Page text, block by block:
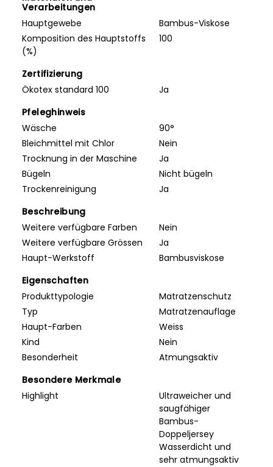
Verarbeitungen
Hauptgewebe
Bambus-Viskose
Komposition des Hauptstoffs
(%)
100
Zertifizierung
Ökotex standard 100
Ja
Pfeleghinweis
Wäsche
90°
Bleichmittel mit Chlor
Nein
Trocknung in der Maschine
Ja
Bügeln
Nicht bügeln
Trockenreinigung
Ja
Beschreibung
Weitere verfügbare Farben
Nein
Weitere verfügbare Grössen
Ja
Haupt-Werkstoff
Bambusviskose
Eigenschaften
Produkttypologie
Matratzenschutz
Typ
Matratzenauflage
Haupt-Farben
Weiss
Kind
Nein
Besonderheit
Atmungsaktiv
Besondere Merkmale
Highlight
Ultraweicher und
saugfähiger
Bambus-
Doppeljersey
Wasserdicht und
sehr atmungsaktiv